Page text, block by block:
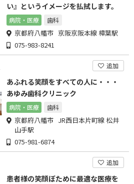
い』というイメージを払拭します。
病院・医療 歯科
京都府八幡市 京阪京阪本線 樟葉駅
075-983-8241
追加
あふれる笑顔をすべての人に・・・
あゆみ歯科クリニック
病院・医療 歯科
京都府八幡市 JR西日本片町線 松井
山手駅
075-981-6874
追加
患者様の笑顔ぼために最適な医療を